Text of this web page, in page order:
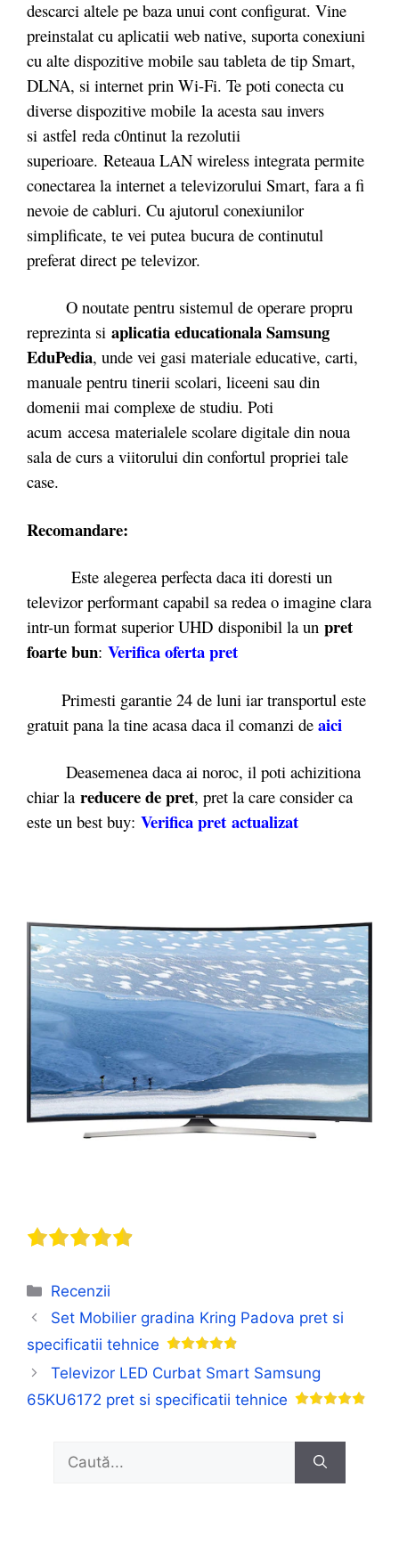
descarci altele pe baza unui cont configurat. Vine
preinstalat cu aplicatii web native, suporta conexiuni
cu alte dispozitive mobile sau tableta de tip Smart,
DLNA, si internet prin Wi-Fi. Te poti conecta cu
diverse dispozitive mobile la acesta sau invers
si astfel reda c0ntinut la rezolutii
superioare. Reteaua LAN wireless integrata permite
conectarea la internet a televizorului Smart, fara a fi
nevoie de cabluri. Cu ajutorul conexiunilor
simplificate, te vei putea bucura de continutul
preferat direct pe televizor.
O noutate pentru sistemul de operare propru
reprezinta si aplicatia educationala Samsung
EduPedia, unde vei gasi materiale educative, carti,
manuale pentru tinerii scolari, liceeni sau din
domenii mai complexe de studiu. Poti
acum accesa materialele scolare digitale din noua
sala de curs a viitorului din confortul propriei tale
case.
Recomandare:
Este alegerea perfecta daca iti doresti un
televizor performant capabil sa redea o imagine clara
intr-un format superior UHD disponibil la un pret
foarte bun: Verifica oferta pret
Primesti garantie 24 de luni iar transportul este
gratuit pana la tine acasa daca il comanzi de aici
Deasemenea daca ai noroc, il poti achizitiona
chiar la reducere de pret, pret la care consider ca
este un best buy: Verifica pret actualizat
Categorii
Recenzii
Set Mobilier gradina Kring Padova pret si
specificatii tehnice
Televizor LED Curbat Smart Samsung
65KU6172 pret si specificatii tehnice
Caută